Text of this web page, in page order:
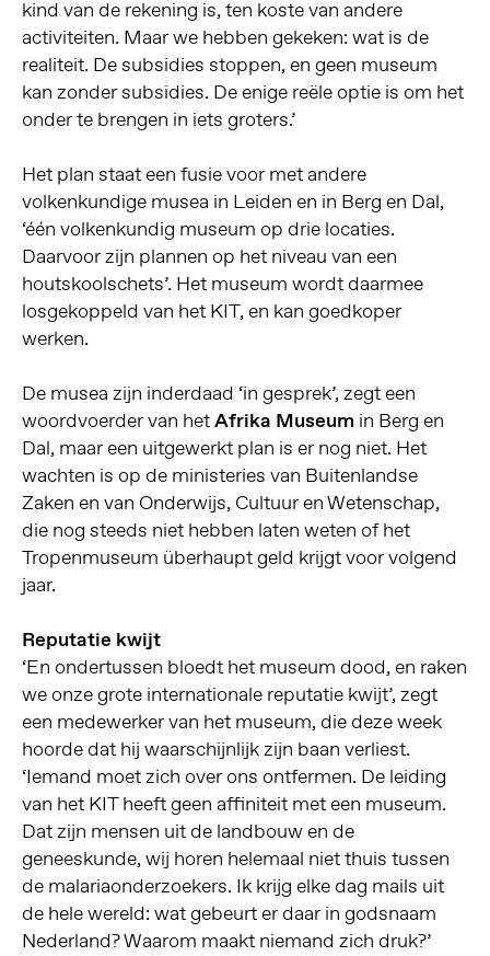
kind van de rekening is, ten koste van andere
activiteiten. Maar we hebben gekeken: wat is de
realiteit. De subsidies stoppen, en geen museum
kan zonder subsidies. De enige reële optie is om het
onder te brengen in iets groters.’
Het plan staat een fusie voor met andere
volkenkundige musea in Leiden en in Berg en Dal,
‘één volkenkundig museum op drie locaties.
Daarvoor zijn plannen op het niveau van een
houtskoolschets’. Het museum wordt daarmee
losgekoppeld van het KIT, en kan goedkoper
werken.
De musea zijn inderdaad ‘in gesprek’, zegt een
woordvoerder van hetAfrika Museum in Berg en
Dal, maar een uitgewerkt plan is er nog niet. Het
wachten is op de ministeries van Buitenlandse
Zaken en van Onderwijs, Cultuur en Wetenschap,
die nog steeds niet hebben laten weten of het
Tropenmuseum überhaupt geld krijgt voor volgend
jaar.
Reputatie kwijt
‘En ondertussen bloedt het museum dood, en raken
we onze grote internationale reputatie kwijt’, zegt
een medewerker van het museum, die deze week
hoorde dat hij waarschijnlijk zijn baan verliest.
‘Iemand moet zich over ons ontfermen. De leiding
van het KIT heeft geen affiniteit met een museum.
Dat zijn mensen uit de landbouw en de
geneeskunde, wij horen helemaal niet thuis tussen
de malariaonderzoekers. Ik krijg elke dag mails uit
de hele wereld: wat gebeurt er daar in godsnaam
Nederland? Waarom maakt niemand zich druk?’